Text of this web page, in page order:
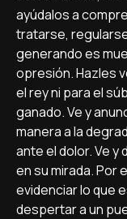
ayúdalos a
tratarse,
generando es
opresión. Hazles
el rey ni para el
ganado. Ve y
manera a la
ante el dolor. Ve y
en su mirada. Por
evidenciar lo que
despertar a un